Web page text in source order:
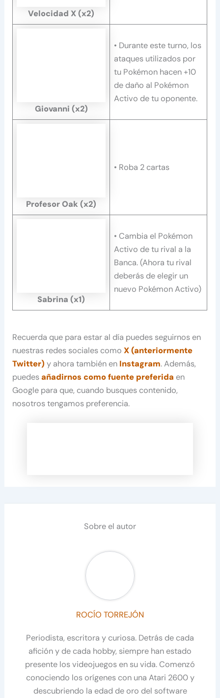
Velocidad X (x2)
Giovanni (x2)
• Durante este turno, los
ataques utilizados por
tu Pokémon hacen +10
de daño al Pokémon
Activo de tu oponente.
Profesor Oak (x2)
• Roba 2 cartas
Sabrina (x1)
• Cambia el Pokémon
Activo de tu rival a la
Banca. (Ahora tu rival
deberás de elegir un
nuevo Pokémon Activo)
Recuerda que para estar al día puedes seguirnos en
nuestras redes sociales comoX (anteriormente
Twitter) y ahora también en Instagram. Además,
puedesañadirnos como fuente preferida en
Google para que, cuando busques contenido,
nosotros tengamos preferencia.
Sobre el autor
ROCÍO TORREJÓN
Periodista, escritora y curiosa. Detrás de cada
afición y de cada hobby, siempre han estado
presente los videojuegos en su vida. Comenzó
conociendo los orígenes con una Atari 2600 y
descubriendo la edad de oro del software